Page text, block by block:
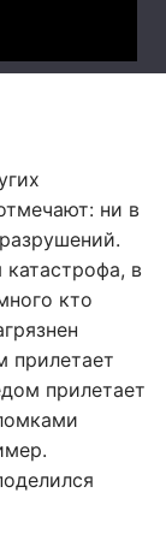
ни в
в
кто
прилетает
прилетает